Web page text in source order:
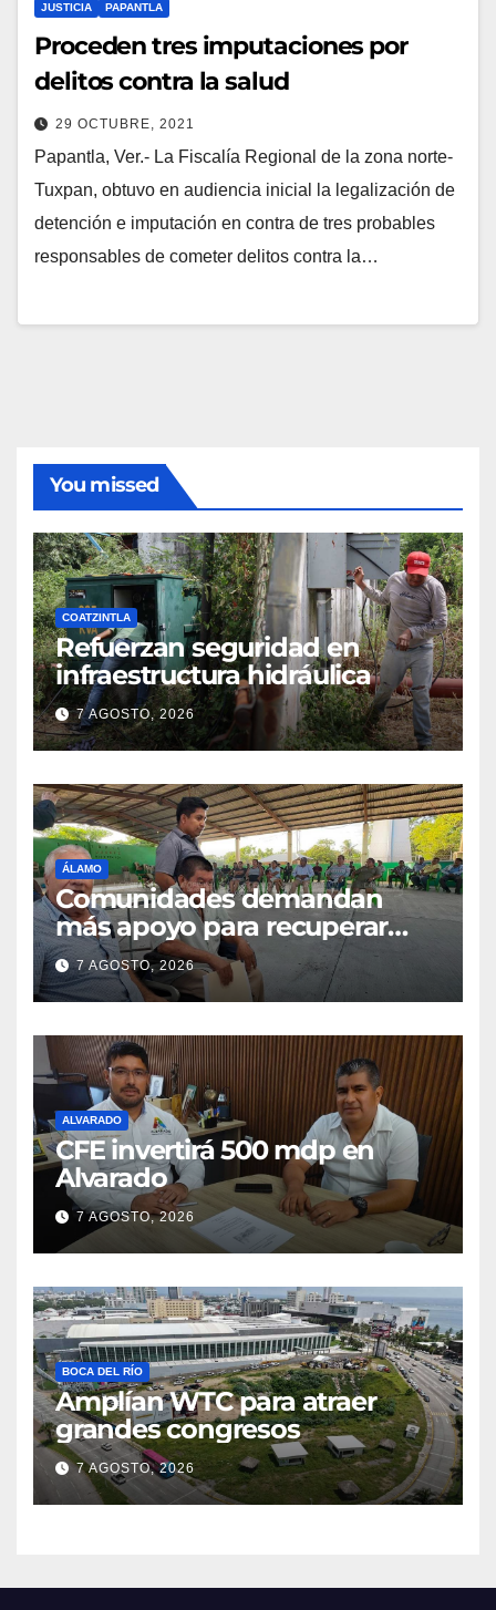
JUSTICIA PAPANTLA
Proceden tres imputaciones por
delitos contra la salud
29 OCTUBRE, 2021
Papantla, Ver.- La Fiscalía Regional de la zona norte-
Tuxpan, obtuvo en audiencia inicial la legalización de
detención e imputación en contra de tres probables
responsables de cometer delitos contra la…
You missed
COATZINTLA
Refuerzan seguridad en
infraestructura hidráulica
7 AGOSTO, 2026
ÁLAMO
Comunidades demandan
más apoyo para recuperar
parcelas
7 AGOSTO, 2026
ALVARADO
CFE invertirá 500 mdp en
Alvarado
7 AGOSTO, 2026
BOCA DEL RÍO
Amplían WTC para atraer
grandes congresos
7 AGOSTO, 2026